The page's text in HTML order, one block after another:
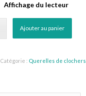
Affichage du lecteur
Ajouter au panier
Catégorie : Querelles de clochers